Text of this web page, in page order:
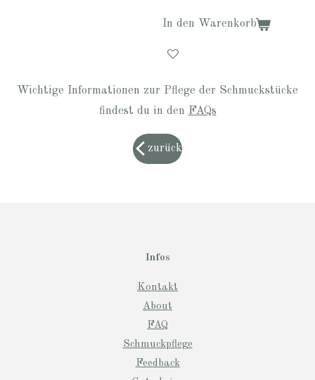
In den Warenkorb
Wichtige Informationen zur Pflege der Schmuckstücke
findest du in den FAQs
zurück
Infos
Kontakt
About
FAQ
Schmuckpflege
Feedback